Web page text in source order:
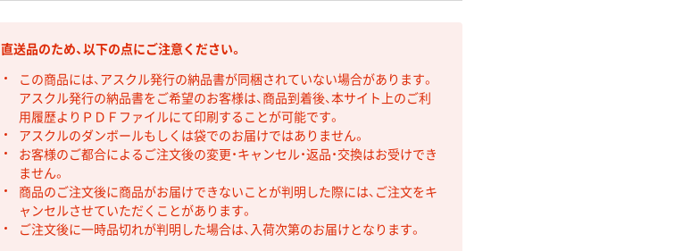
直送品のため、以下の点にご注意ください。
この商品には、アスクル発行の納品書が同梱されていない場合があります。
アスクル発行の納品書をご希望のお客様は、商品到着後、本サイト上のご利
用履歴よりＰＤＦファイルにて印刷することが可能です。
アスクルのダンボールもしくは袋でのお届けではありません。
お客様のご都合によるご注文後の変更・キャンセル・返品・交換はお受けでき
ません。
商品のご注文後に商品がお届けできないことが判明した際には、ご注文をキ
ャンセルさせていただくことがあります。
ご注文後に一時品切れが判明した場合は、入荷次第のお届けとなります。